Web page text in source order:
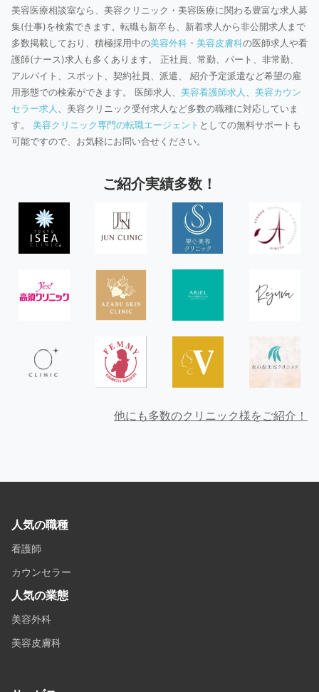
美容医療相談室なら、美容クリニック・美容医療に関わる豊富な求人募
集(仕事)を検索できます。転職も新卒も、新着求人から非公開求人まで
多数掲載しており、積極採用中の美容外科 ・ 美容皮膚科の医師求人や看
護師(ナース)求人も多くあります。 正社員、常勤、パート、非常勤、
アルバイト、スポット、契約社員、派遣、 紹介予定派遣など希望の雇
用形態での検索ができます。 医師求人、 美容看護師求人
美容カウン
セラー求人
、美容クリニック受付求人など多数の職種に対応していま
す。 美容クリニック専門の転職エージェント としての無料サポートも
可能ですので、お気軽にお問い合せください。
ご紹介実績多数！
他にも多数のクリニック様をご紹介！
人気の職種
看護師
カウンセラー
人気の業態
美容外科
美容皮膚科